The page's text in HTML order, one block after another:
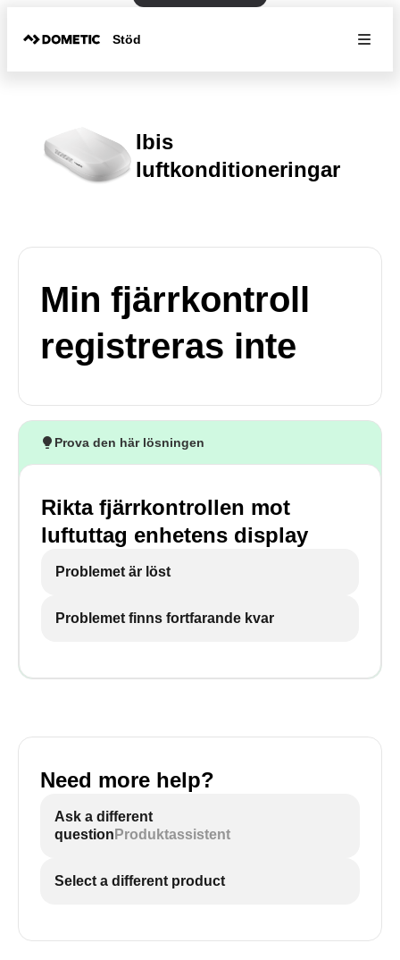
Stöd
Ibis
luftkonditioneringar
Min fjärrkontroll
registreras inte
Prova den här lösningen
Rikta fjärrkontrollen mot
luftuttag enhetens display
Problemet är löst
Problemet finns fortfarande kvar
Need more help?
Ask a different
question Produktassistent
Select a different product